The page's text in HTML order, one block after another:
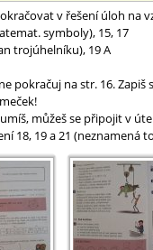
v řešení úloh na
symboly), 15, 17
trojúhelníku), 19 A
pokračuj na str. 16.
můžeš se připojit v
18, 19 a 21 (neznamená